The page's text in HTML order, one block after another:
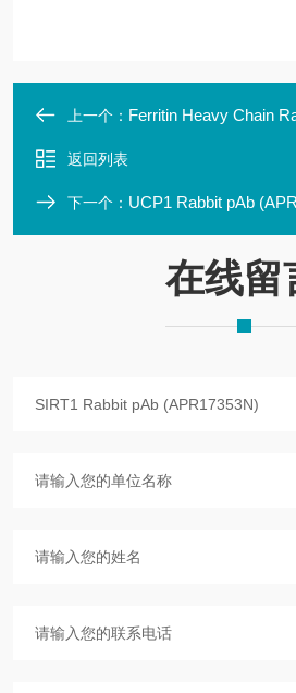
上一个： Ferritin Heavy Chain
返回列表
下一个： UCP1 Rabbit pAb
在线留